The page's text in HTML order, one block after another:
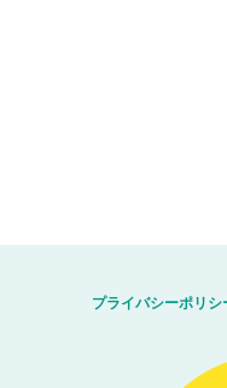
プライバシーポリシ